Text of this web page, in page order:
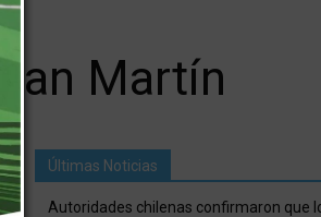
Martín
Últimas Noticias
Autoridades chilenas confirmaron que